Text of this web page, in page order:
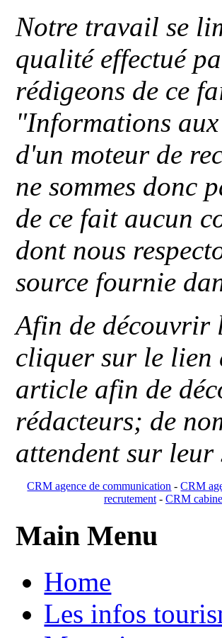
Notre travail se
qualité effectué
rédigeons de ce
"Informations
d'un moteur de
ne sommes donc
de ce fait aucun
dont nous
source fournie
Afin de découvrir
cliquer sur le lien
article afin de
rédacteurs; de
attendent sur leur
CRM agence de communication -CRM
recrutement- CRM
Main Menu
Home
Les infos